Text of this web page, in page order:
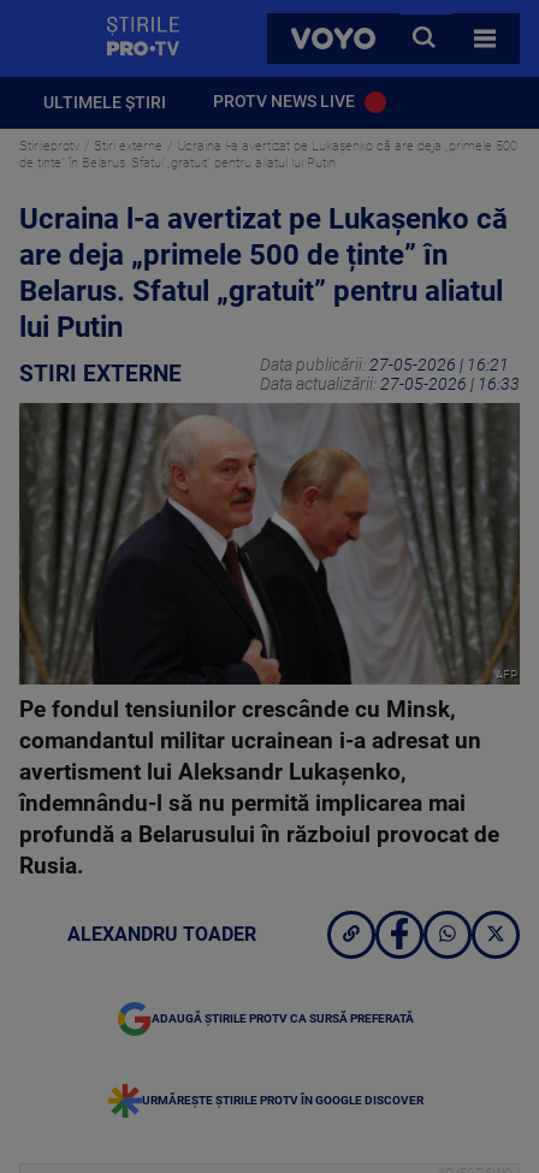
VOYO
CAUTA
TOATE
ULTIMELE ȘTIRI PROTV NEWS LIVE
Stirileprotv Stiri externe
Ucraina l-a avertizat pe Lukașenko că are deja „primele 500
de ținte” în Belarus. Sfatul „gratuit” pentru aliatul lui Putin
Ucraina l-a avertizat pe Lukașenko că
are deja „primele 500 de ținte” în
Belarus. Sfatul „gratuit” pentru aliatul
lui Putin
STIRI EXTERNE Data publicării: 27-05-2026 | 16:21
Data actualizării: 27-05-2026 | 16:33
AFP
Pe fondul tensiunilor crescânde cu Minsk,
comandantul militar ucrainean i-a adresat un
avertisment lui Aleksandr Lukașenko,
îndemnându-l să nu permită implicarea mai
profundă a Belarusului în războiul provocat de
Rusia.
ALEXANDRU TOADER
ADAUGĂ ȘTIRILE PROTV CA SURSĂ PREFERATĂ
URMĂREȘTE ȘTIRILE PROTV ÎN GOOGLE DISCOVER